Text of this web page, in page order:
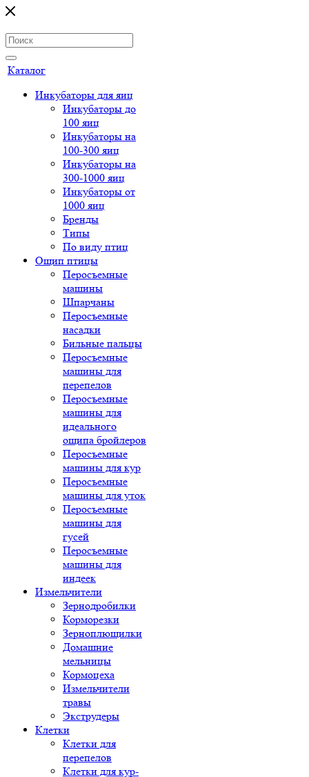
Каталог
Инкубаторы для яиц
Инкубаторы до
100 яиц
Инкубаторы на
100-300 яиц
Инкубаторы на
300-1000 яиц
Инкубаторы от
1000 яиц
Бренды
Типы
По виду птиц
Ощип птицы
Перосъемные
машины
Шпарчаны
Перосъемные
насадки
Бильные пальцы
Перосъемные
машины для
перепелов
Перосъемные
машины для
идеального
ощипа бройлеров
Перосъемные
машины для кур
Перосъемные
машины для уток
Перосъемные
машины для
гусей
Перосъемные
машины для
индеек
Измельчители
Зернодробилки
Корморезки
Зерноплющилки
Домашние
мельницы
Кормоцеха
Измельчители
травы
Экструдеры
Клетки
Клетки для
перепелов
Клетки для кур-